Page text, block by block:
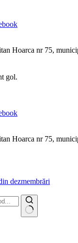
Hoarca nr 75,
gol.
Hoarca nr 75,